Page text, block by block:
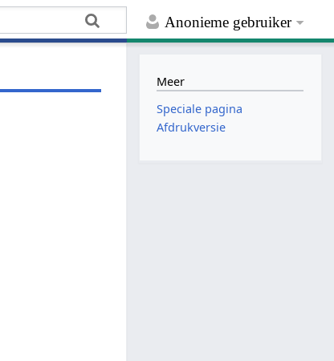
Anonieme gebruiker
Meer
Speciale pagina
Afdrukversie